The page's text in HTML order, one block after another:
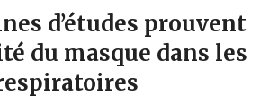
d’études prouvent
du masque dans les